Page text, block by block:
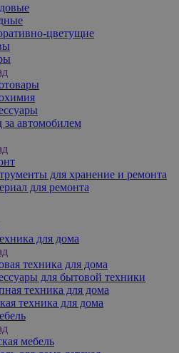
цветущие
за автомобилем
для хранение и ремонта
для ремонта
для дома
техника для дома
для бытовой техники
техника для дома
техника для дома
мебель